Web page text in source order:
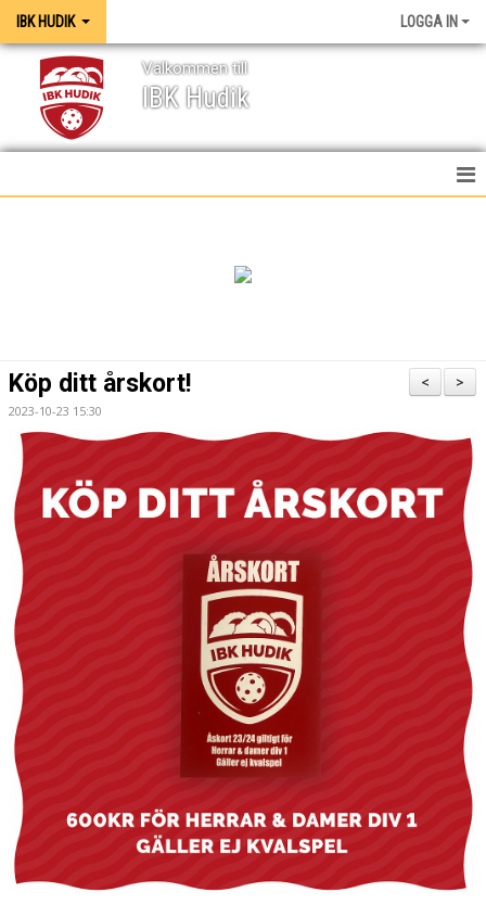
IBK HUDIK LOGGA IN
IBK Hudik
Välkommen till
MEDIA / GRAFISK PROFIL
KALENDER
DOKUMENT
OM KLUBBEN
MEDLEMSINFORMATION
FÖRSÄKRING
BILJETTINFORMATION
MATCHER
BILDER
IBIS INLOGGNING
HALLBOKNING
>
<
Köp ditt årskort!
2023-10-23 15:30